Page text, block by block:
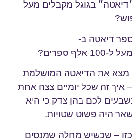
בגוגל מקבלים מעל
דיאטה ב-
מצא את הדיאטה המושלמת
איך זה שכל יומיים צצה אחת
לכם בהן צדק כי היא
היה פשוט שטויות.
– שכשיש מחלה שמנסים